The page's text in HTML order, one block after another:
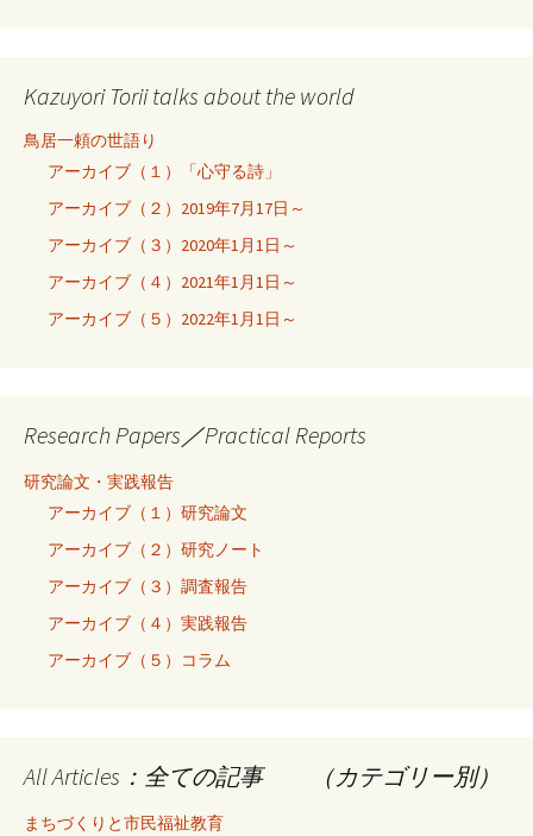
Kazuyori Torii talks about the world
鳥居一頼の世語り
アーカイブ（１）「心守る詩」
アーカイブ（２）2019年7月17日～
アーカイブ（３）2020年1月1日～
アーカイブ（４）2021年1月1日～
アーカイブ（５）2022年1月1日～
Research Papers／Practical Reports
研究論文・実践報告
アーカイブ（１）研究論文
アーカイブ（２）研究ノート
アーカイブ（３）調査報告
アーカイブ（４）実践報告
アーカイブ（５）コラム
All Articles：全ての記事 （カテゴリー別）
まちづくりと市民福祉教育